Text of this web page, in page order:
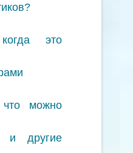
это
можно
и другие